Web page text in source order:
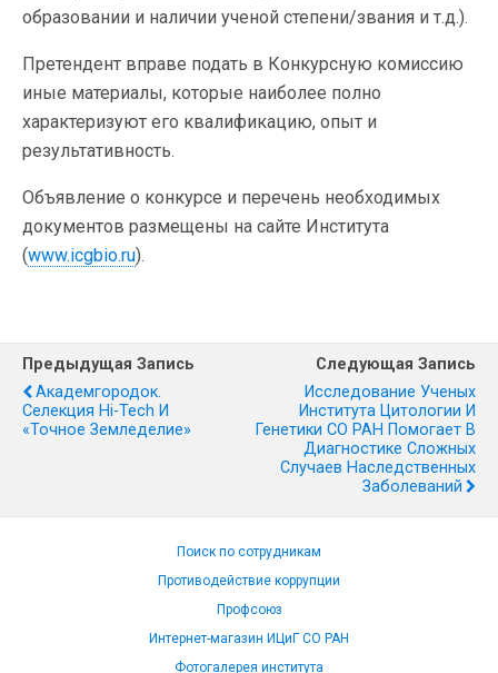
образовании и наличии ученой степени/звания и т.д.).
Претендент вправе подать в Конкурсную комиссию
иные материалы, которые наиболее полно
характеризуют его квалификацию, опыт и
результативность.
Объявление о конкурсе и перечень необходимых
документов размещены на сайте Института
(www.icgbio.ru).
Предыдущая Запись
Академгородок.
Селекция Hi-Tech И
«точное Земледелие»
Следующая Запись
Исследование Ученых
Института Цитологии И
Генетики СО РАН Помогает В
Диагностике Сложных
Случаев Наследственных
Заболеваний
Поиск по сотрудникам
Противодействие коррупции
Профсоюз
Интернет-магазин ИЦиГ СО РАН
Фотогалерея института